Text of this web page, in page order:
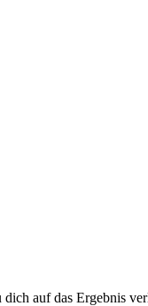
auf das Ergebnis